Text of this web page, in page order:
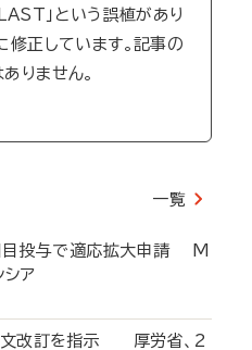
」という誤植があり
修正しています。記事の
りません。
一覧
目投与で適応拡大申請 M
シア
文改訂を指示 厚労省、2